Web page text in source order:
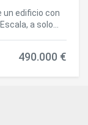
un edificio con
a solo
lavadero y una
persianas
490.000 €